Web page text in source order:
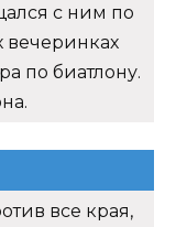
с ним по
вечеринках
по биатлону.
все края,